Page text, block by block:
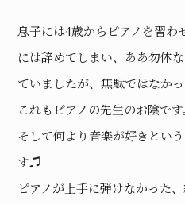
息子には4歳からピアノを習
には辞めてしまい、ああ勿体
ていましたが、無駄ではなかっ
これもピアノの先生のお陰で
そして何より音楽が好きとい
す♫
ピアノが上手に弾けなかった